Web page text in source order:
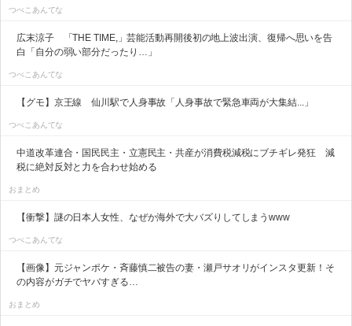
つべこあんてな
広末涼子 「THE TIME,」芸能活動再開後初の地上波出演、復帰へ思いを告
白「自分の弱い部分だったり…」
つべこあんてな
【グモ】京王線 仙川駅で人身事故「人身事故で緊急車両が大集結...」
つべこあんてな
中道改革連合・国民民主・立憲民主・共産が消費税減税にブチギレ発狂 減
税に絶対反対と力を合わせ始める
おまとめ
【衝撃】謎の日本人女性、なぜか海外で大バズりしてしまうwww
つべこあんてな
【画像】元ジャンポケ・斉藤慎二被告の妻・瀬戸サオリがインスタ更新！そ
の内容がガチでヤバすぎる…
おまとめ